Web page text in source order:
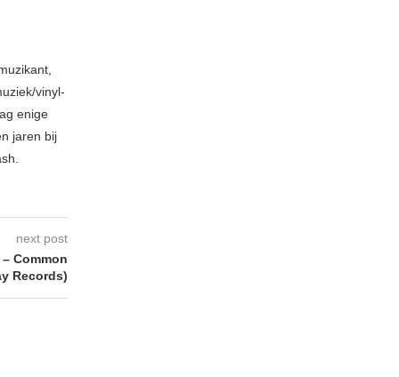
vinyl-
enige
jaren bij
next post
– Common
Records)